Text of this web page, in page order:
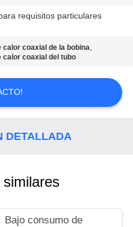
requisitos particulares
calor coaxial de la bobina,
calor coaxial del tubo
DETALLADA
Bajo consumo de